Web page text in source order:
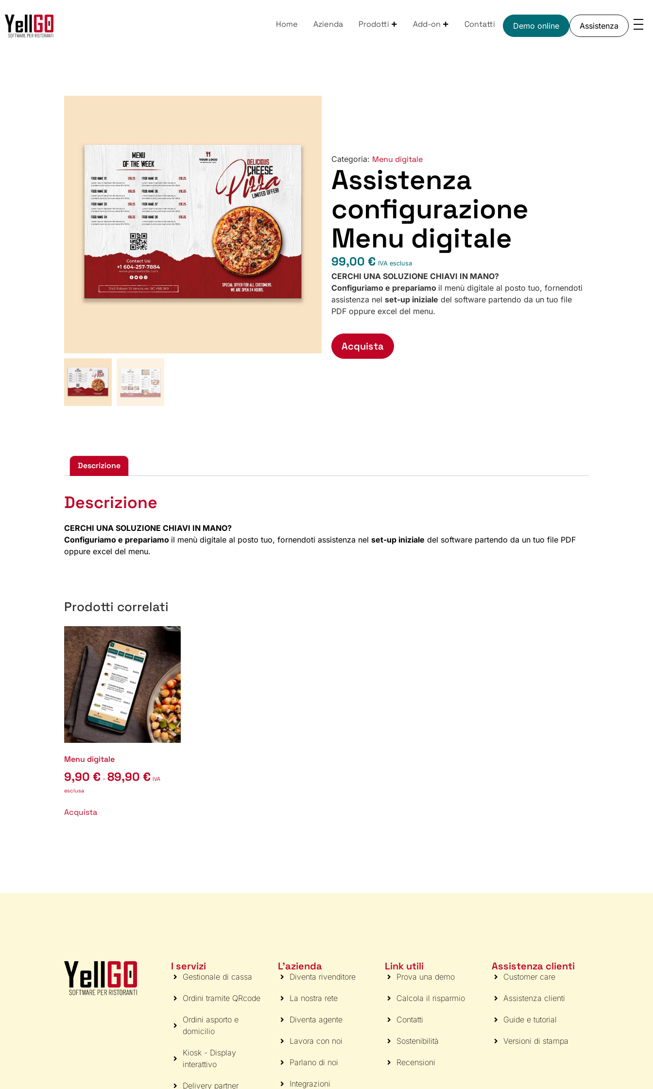
Home Azienda Prodotti Add-on Contatti Demo online Assistenza
Categoria: Menu digitale
Assistenza
configurazione
Menu digitale
99,00 € IVA esclusa
CERCHI UNA SOLUZIONE CHIAVI IN MANO?
Configuriamo e prepariamo il menù digitale al posto tuo, fornendoti
assistenza nel set-up iniziale del software partendo da un tuo file
PDF oppure excel del menu.
Acquista
Descrizione
Descrizione
CERCHI UNA SOLUZIONE CHIAVI IN MANO?
Configuriamo e prepariamo il menù digitale al posto tuo, fornendoti assistenza nel set-up iniziale del software partendo da un tuo file PDF
oppure excel del menu.
Prodotti correlati
Menu digitale
9,90 € - 89,90 € IVA
esclusa
Acquista
I servizi
Gestionale di cassa
Ordini tramite QRcode
Ordini asporto e
domicilio
Kiosk - Display
interattivo
Delivery partner
L'azienda
Diventa rivenditore
La nostra rete
Diventa agente
Lavora con noi
Parlano di noi
Integrazioni
Link utili
Prova una demo
Calcola il risparmio
Contatti
Sostenibilità
Recensioni
Assistenza clienti
Customer care
Assistenza clienti
Guide e tutorial
Versioni di stampa